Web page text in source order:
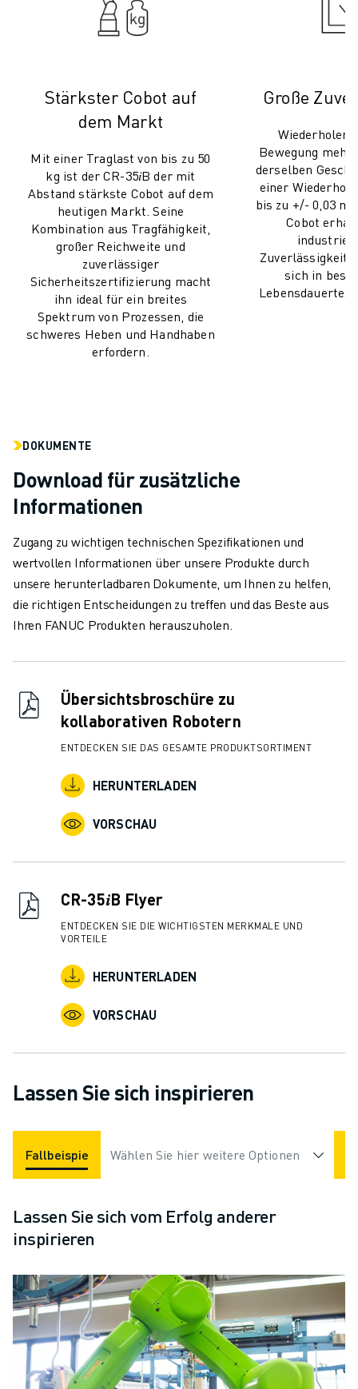
KARRIERE
JETZT BEWERBEN » KARRIEREPORTAL
KONTAKT
KONTAKT
STANDORTE
IMPRESSUM
Stärkster Cobot auf
dem Markt
Mit einer Traglast von bis zu 50
kg ist der CR-35𝑖B der mit
Abstand stärkste Cobot auf dem
heutigen Markt. Seine
Kombination aus Tragfähigkeit,
großer Reichweite und
zuverlässiger
Sicherheitszertifizierung macht
ihn ideal für ein breites
Spektrum von Prozessen, die
schweres Heben und Handhaben
erfordern.
Große
Wiederholen
Bewegung
derselben
einer
bis zu +/- 0,03
Cobot
Zuverlässigkeit
sich in
DOKUMENTE
Download für zusätzliche
Informationen
Zugang zu wichtigen technischen Spezifikationen und
wertvollen Informationen über unsere Produkte durch
unsere herunterladbaren Dokumente, um Ihnen zu helfen,
die richtigen Entscheidungen zu treffen und das Beste aus
Ihren FANUC Produkten herauszuholen.
Übersichtsbroschüre zu
kollaborativen Robotern
ENTDECKEN SIE DAS GESAMTE PRODUKTSORTIMENT
HERUNTERLADEN
VORSCHAU
CR-35𝑖B Flyer
ENTDECKEN SIE DIE WICHTIGSTEN MERKMALE UND
VORTEILE
HERUNTERLADEN
VORSCHAU
Lassen Sie sich inspirieren
Fallbeispiele Applikationen Branchen
Wählen Sie hier weitere Optionen
Lassen Sie sich vom Erfolg anderer
inspirieren